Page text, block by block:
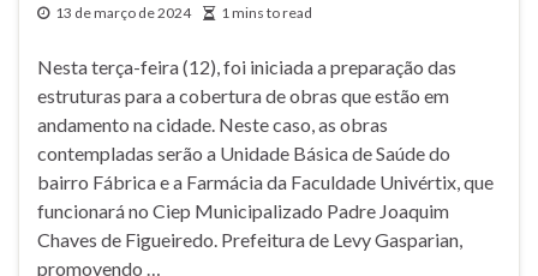
13 de março de 2024 1 mins to read
Nesta terça-feira (12), foi iniciada a preparação das
estruturas para a cobertura de obras que estão em
andamento na cidade. Neste caso, as obras
contempladas serão a Unidade Básica de Saúde do
bairro Fábrica e a Farmácia da Faculdade Univértix, que
funcionará no Ciep Municipalizado Padre Joaquim
Chaves de Figueiredo. Prefeitura de Levy Gasparian,
promovendo …